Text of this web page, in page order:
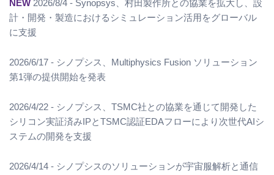
NEW 2026/8/4 - Synopsys、村田製作所との協業を拡大し、設
計・開発・製造におけるシミュレーション活用をグローバル
に支援
2026/6/17 - シノプシス、Multiphysics Fusion ソリューション
第1弾の提供開始を発表
2026/4/22 - シノプシス、TSMC社との協業を通じて開発した
シリコン実証済みIPとTSMC認証EDAフローにより次世代AIシ
ステムの開発を支援
2026/4/14 - シノプシスのソリューションが宇宙服解析と通信